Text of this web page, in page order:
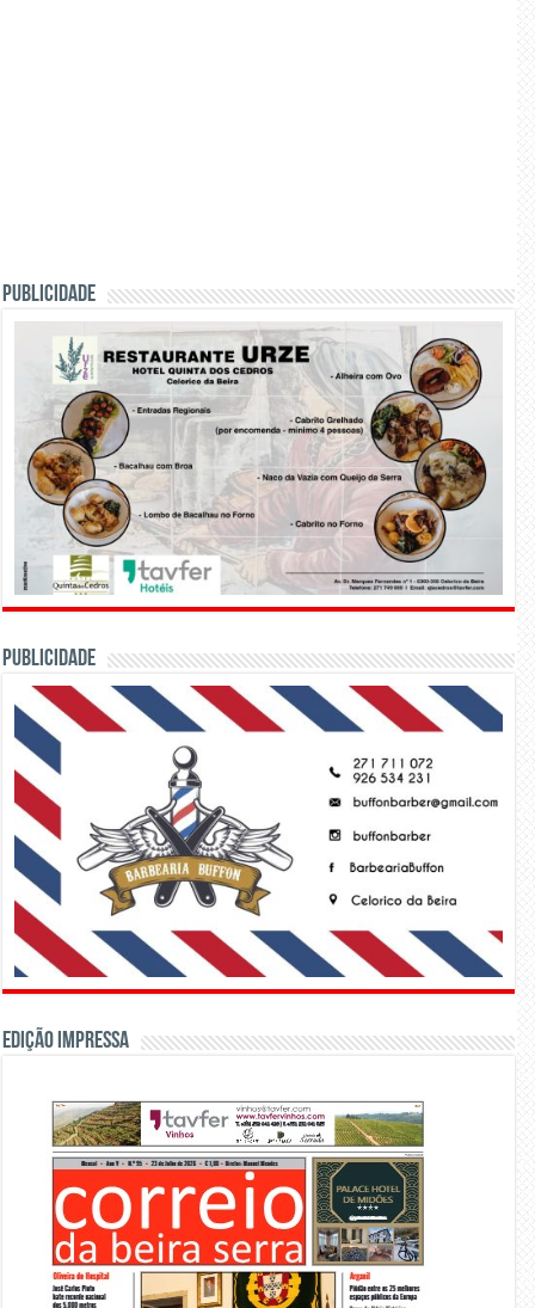
PUBLICIDADE
PUBLICIDADE
Edição Impressa